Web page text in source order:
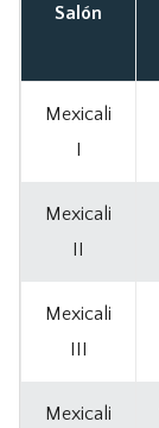
Salón
Mexicali
I
Mexicali
II
Mexicali
III
Mexicali